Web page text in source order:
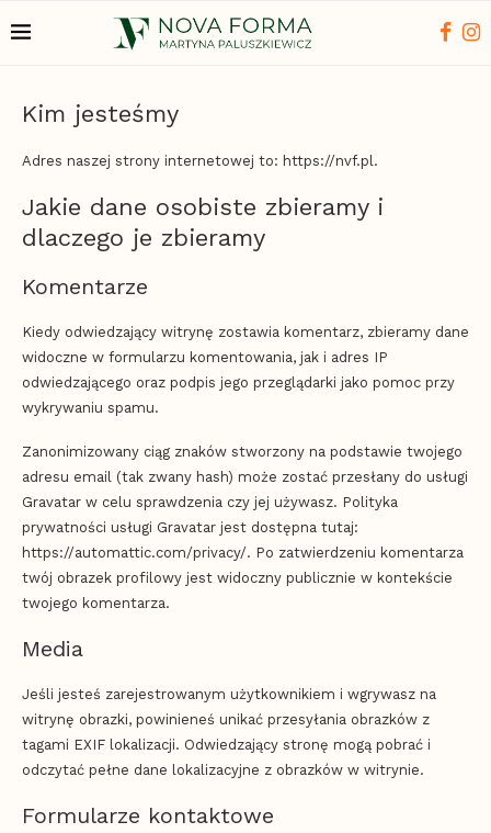
Kim jesteśmy
Adres naszej strony internetowej to: https://nvf.pl.
Jakie dane osobiste zbieramy i
dlaczego je zbieramy
Komentarze
Kiedy odwiedzający witrynę zostawia komentarz, zbieramy dane
widoczne w formularzu komentowania, jak i adres IP
odwiedzającego oraz podpis jego przeglądarki jako pomoc przy
wykrywaniu spamu.
Zanonimizowany ciąg znaków stworzony na podstawie twojego
adresu email (tak zwany hash) może zostać przesłany do usługi
Gravatar w celu sprawdzenia czy jej używasz. Polityka
prywatności usługi Gravatar jest dostępna tutaj:
https://automattic.com/privacy/. Po zatwierdzeniu komentarza
twój obrazek profilowy jest widoczny publicznie w kontekście
twojego komentarza.
Media
Jeśli jesteś zarejestrowanym użytkownikiem i wgrywasz na
witrynę obrazki, powinieneś unikać przesyłania obrazków z
tagami EXIF lokalizacji. Odwiedzający stronę mogą pobrać i
odczytać pełne dane lokalizacyjne z obrazków w witrynie.
Formularze kontaktowe